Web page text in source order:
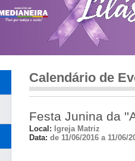
Calendário de
Festa Junina da
Local: Igreja Matriz
Data: de 11/06/2016 a 11/06/